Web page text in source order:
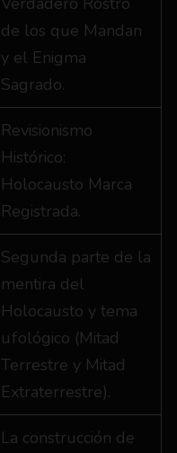
de los que Mandan
y el Enigma
Sagrado.
Revisionismo
Histórico:
Holocausto Marca
Registrada.
Segunda parte de la
mentira del
Holocausto y tema
ufológico (Mitad
Terrestre y Mitad
Extraterrestre).
La construcción de